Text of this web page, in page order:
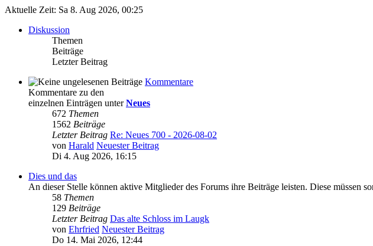
Aktuelle Zeit: Sa 8. Aug 2026, 00:25
Diskussion
Themen
Beiträge
Letzter Beitrag
Kommentare
Kommentare zu den
einzelnen Einträgen unterNeues
672 Themen
1562 Beiträge
Letzter Beitrag Re: Neues 700 - 2026-08-02
von Harald Neuester Beitrag
Di 4. Aug 2026, 16:15
Dies und das
An dieser Stelle können aktive Mitglieder des Forums ihre Beiträge leisten. Diese müssen
58 Themen
129 Beiträge
Letzter Beitrag Das alte Schloss im Laugk
von Ehrfried Neuester Beitrag
Do 14. Mai 2026, 12:44